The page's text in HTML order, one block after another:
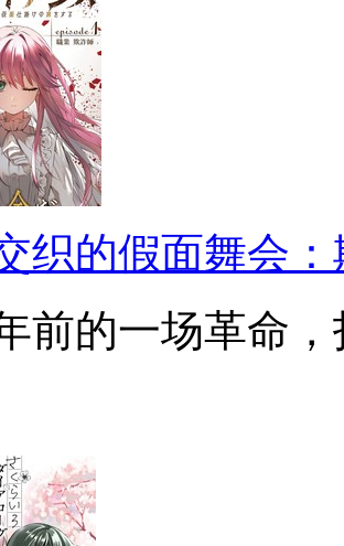
织的假面舞会
前的一场革命，